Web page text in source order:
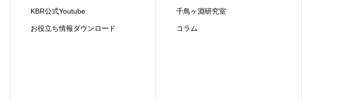
KBR公式Youtube
お役立ち情報ダウンロード
千鳥ヶ淵研究室
コラム